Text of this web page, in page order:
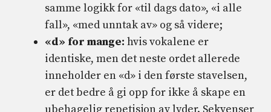
samme logikk for «til dags dato», «i alle
fall», «med unntak av» og så videre;
«d» for mange: hvis vokalene er
identiske, men det neste ordet allerede
inneholder en «d» i den første stavelsen,
er det bedre å gi opp for ikke å skape en